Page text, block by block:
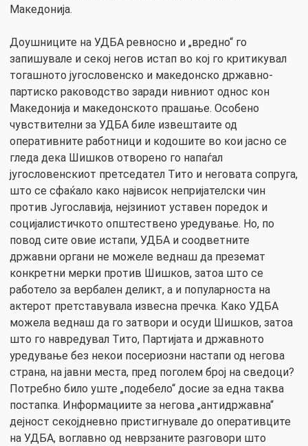
Македонија.
Доушниците на УДБА ревносно и „вредно“ го
запишувале и секој негов истап во кој го критикувал
тогашното југословенско и македонско државно-
партиско раководство заради нивниот однос кон
Македонија и македонското прашање. Особено
чувствителни за УДБА биле извештаите од
оперативните работници и кодошите во кои јасно се
гледа дека Шишков отворено го напаѓал
југословенскиот претседател Тито и неговата сопруга,
што се сфаќало како највисок непријателски чин
против Југославија, нејзиниот уставен поредок и
социјалистичкото општествено уредување. Но, по
повод сите овие истапи, УДБА и соодветните
државни органи не можеле веднаш да преземат
конкретни мерки против Шишков, затоа што се
работело за вербален деликт, а и популарноста на
актерот претставувала извесна пречка. Како УДБА
можела веднаш да го затвори и осуди Шишков, затоа
што го навредувал Тито, Партијата и државното
уредување без некои посериозни настапи од негова
страна, на јавни места, пред поголем број на сведоци?
Потребно било уште „подебело“ досие за една таква
постапка. Информациите за негова „антидржавна“
дејност секојдневно пристигнувале до оперативците
на УДБА, воглавно од неврзаните разговори што